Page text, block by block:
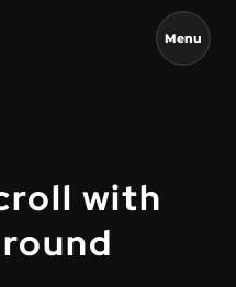
Menu
with